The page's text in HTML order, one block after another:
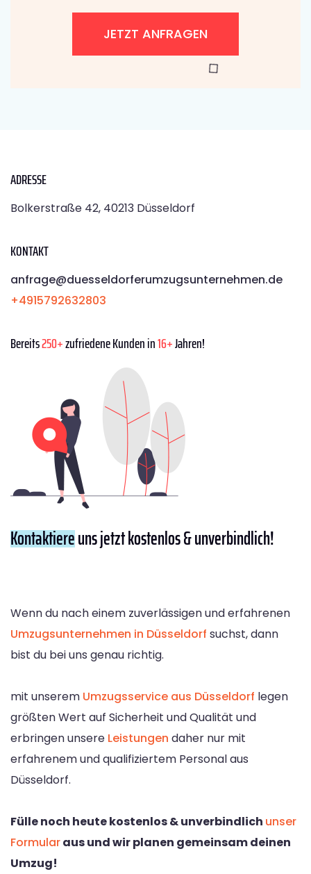
JETZT ANFRAGEN
ADRESSE
Bolkerstraße 42, 40213 Düsseldorf
KONTAKT
anfrage@duesseldorferumzugsunternehmen.de
+4915792632803
Bereits250+zufriedene Kunden in16+Jahren!
Kontaktiereuns jetzt kostenlos & unverbindlich!
Wenn du nach einem zuverlässigen und erfahrenen
Umzugsunternehmen in Düsseldorf suchst, dann
bist du bei uns genau richtig.
mit unserem Umzugsservice aus Düsseldorf legen
größten Wert auf Sicherheit und Qualität und
erbringen unsere Leistungen daher nur mit
erfahrenem und qualifiziertem Personal aus
Düsseldorf.
Fülle noch heute kostenlos & unverbindlich unser
Formularaus und wir planen gemeinsam deinen
Umzug!